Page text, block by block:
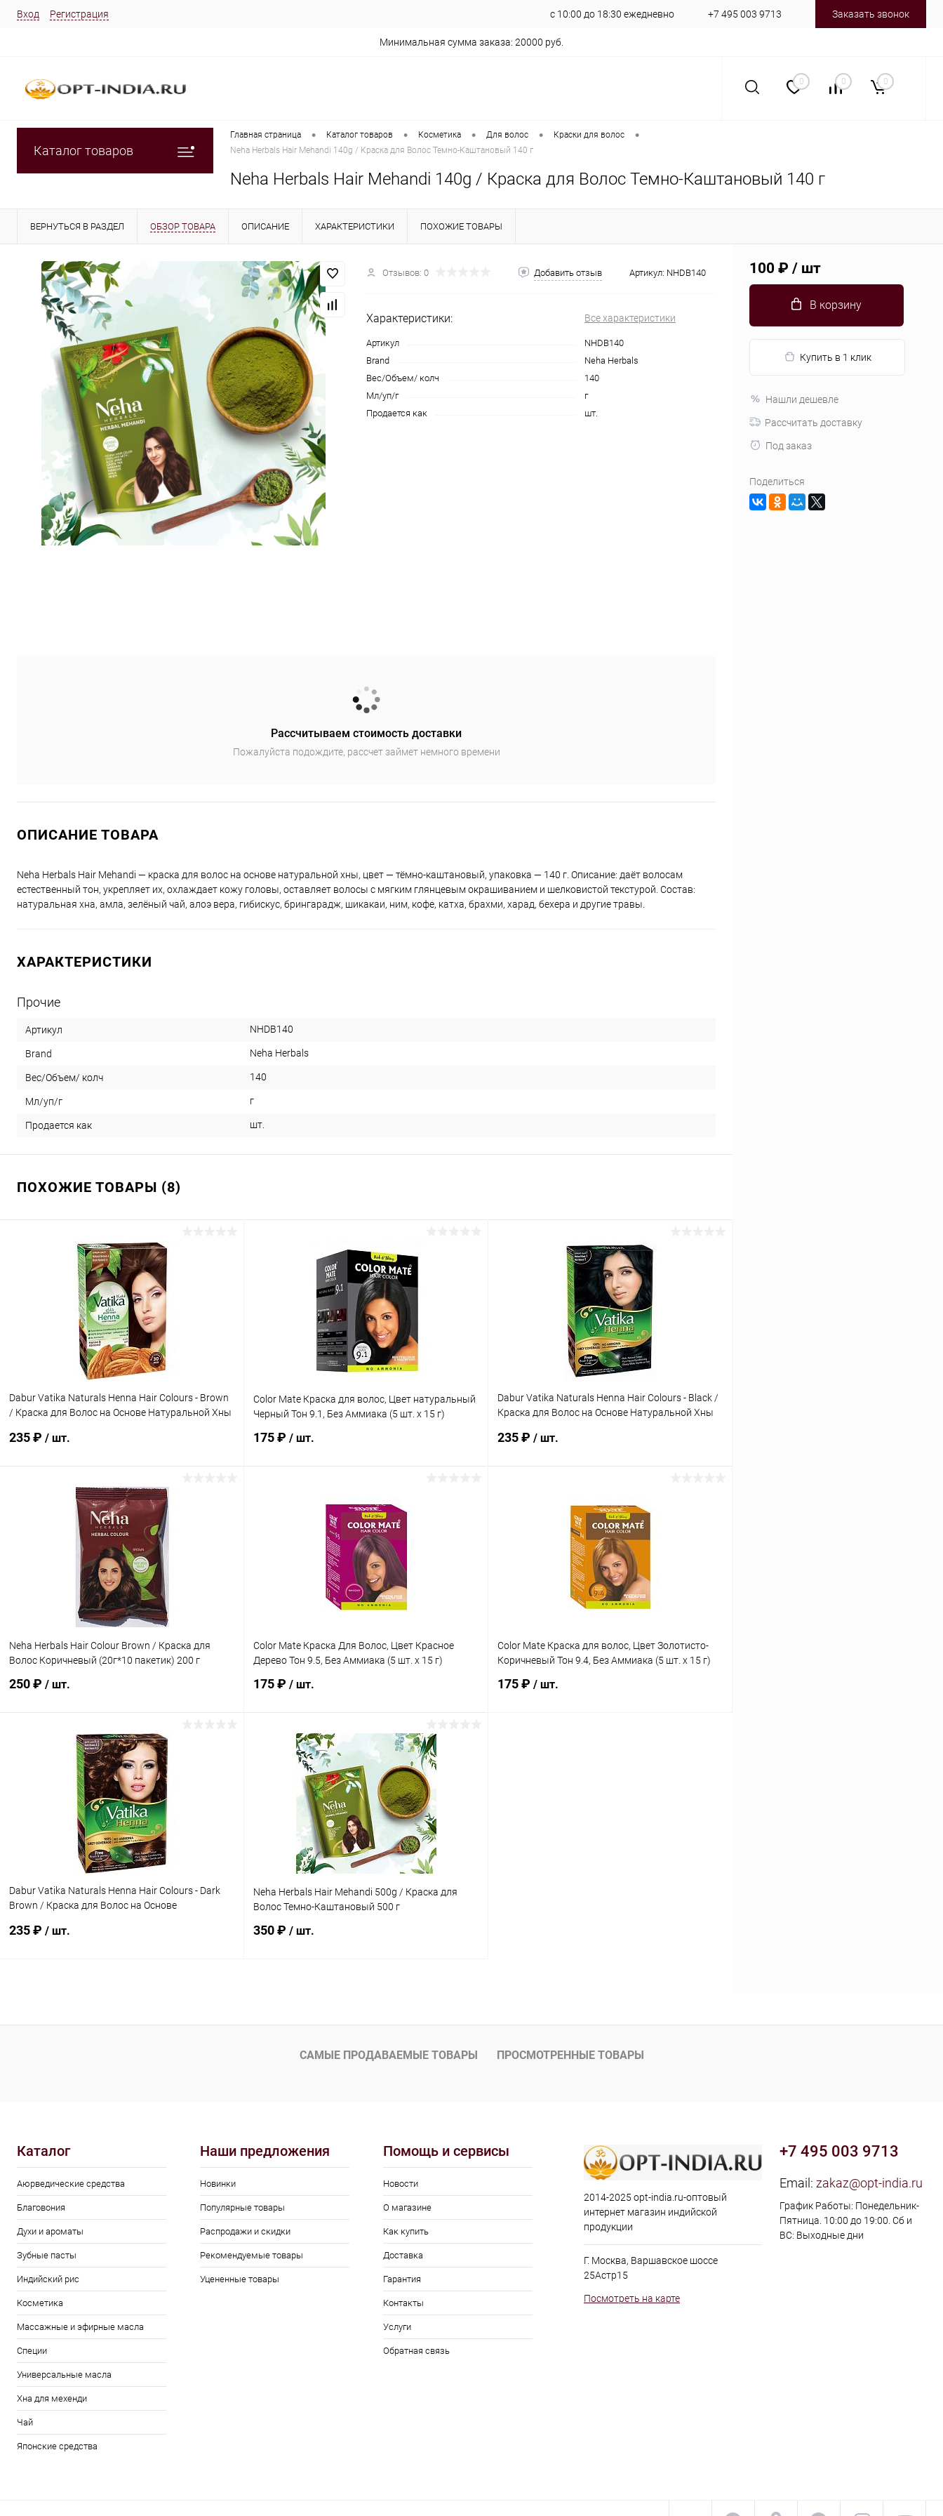
Вход Регистрация с 10:00 до 18:30 ежедневно +7 495 003 9713 Заказать звонок
Минимальная сумма заказа: 20000 руб.
0 0 0
Каталог товаров
Главная страница • Каталог товаров • Косметика • Для волос • Краски для волос •
Neha Herbals Hair Mehandi 140g / Краска для Волос Темно-Каштановый 140 г
Neha Herbals Hair Mehandi 140g / Краска для Волос Темно-Каштановый 140 г
ВЕРНУТЬСЯ В РАЗДЕЛ ОБЗОР ТОВАРА ОПИСАНИЕ ХАРАКТЕРИСТИКИ ПОХОЖИЕ ТОВАРЫ
Отзывов: 0 Добавить отзыв Артикул: NHDB140
Характеристики: Все характеристики
Артикул
NHDB140
Brand
Neha Herbals
Вес/Объем/ колч
140
Мл/уп/г
г
Продается как
шт.
Рассчитываем стоимость доставки
Пожалуйста подождите, рассчет займет немного времени
ОПИСАНИЕ ТОВАРА
Neha Herbals Hair Mehandi — краска для волос на основе натуральной хны, цвет — тёмно-каштановый, упаковка — 140 г. Описание: даёт волосам
естественный тон, укрепляет их, охлаждает кожу головы, оставляет волосы с мягким глянцевым окрашиванием и шелковистой текстурой. Состав:
натуральная хна, амла, зелёный чай, алоэ вера, гибискус, брингарадж, шикакаи, ним, кофе, катха, брахми, харад, бехера и другие травы.
ХАРАКТЕРИСТИКИ
Прочие
Артикул NHDB140
Brand Neha Herbals
Вес/Объем/ колч 140
Мл/уп/г г
Продается как шт.
ПОХОЖИЕ ТОВАРЫ (8)
Dabur Vatika Naturals Henna Hair Colours - Brown
/ Краска для Волос на Основе Натуральной Хны
235 ₽ / шт.
В корзину
Купить в 1 клик Сравнение
Под заказ
Color Mate Краска для волос, Цвет натуральный
Черный Тон 9.1, Без Аммиака (5 шт. х 15 г)
175 ₽ / шт.
Купить в 1 клик Сравнение
Под заказ
Dabur Vatika Naturals Henna Hair Colours - Black /
Краска для Волос на Основе Натуральной Хны
235 ₽ / шт.
Купить в 1 клик Сравнение
Neha Herbals Hair Colour Brown / Краска для
Волос Коричневый (20г*10 пакетик) 200 г
250 ₽ / шт.
В корзину
Купить в 1 клик Сравнение
Под заказ
Color Mate Краска Для Волос, Цвет Красное
Дерево Тон 9.5, Без Аммиака (5 шт. х 15 г)
175 ₽ / шт.
В корзину
Купить в 1 клик Сравнение
В избранное Под заказ
Color Mate Краска для волос, Цвет Золотисто-
Коричневый Тон 9.4, Без Аммиака (5 шт. х 15 г)
175 ₽ / шт.
Dabur Vatika Naturals Henna Hair Colours - Dark
Brown / Краска для Волос на Основе
235 ₽ / шт.
Купить в 1 клик Сравнение
Neha Herbals Hair Mehandi 500g / Краска для
Волос Темно-Каштановый 500 г
350 ₽ / шт.
Купить в 1 клик Сравнение
В избранное Под заказ
100 ₽ / шт
В корзину
Купить в 1 клик
Нашли дешевле
Рассчитать доставку
Под заказ
Поделиться
САМЫЕ ПРОДАВАЕМЫЕ ТОВАРЫ ПРОСМОТРЕННЫЕ ТОВАРЫ
Каталог
Аюрведические средства
Благовония
Духи и ароматы
Зубные пасты
Индийский рис
Косметика
Массажные и эфирные масла
Специи
Универсальные масла
Хна для мехенди
Чай
Японские средства
Наши предложения
Новинки
Популярные товары
Распродажи и скидки
Рекомендуемые товары
Уцененные товары
Помощь и сервисы
Новости
О магазине
Как купить
Доставка
Гарантия
Контакты
Услуги
Обратная связь
2014-2025 opt-india.ru-оптовый
интернет магазин индийской
продукции
Г. Москва, Варшавское шоссе
25Астр15
Посмотреть на карте
+7 495 003 9713
Email: zakaz@opt-india.ru
График Работы: Понедельник-
Пятница. 10:00 до 19:00. Сб и
ВС: Выходные дни